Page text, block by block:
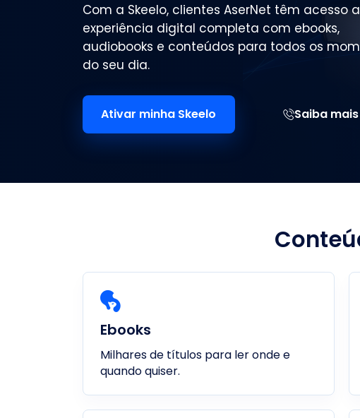
Com a Skeelo, clientes AserNet têm acesso
experiência digital completa com ebooks,
audiobooks e conteúdos para todos os
do seu dia.
Ativar minha Skeelo Saiba mais
Ebooks
Milhares de títulos para ler onde e
quando quiser.